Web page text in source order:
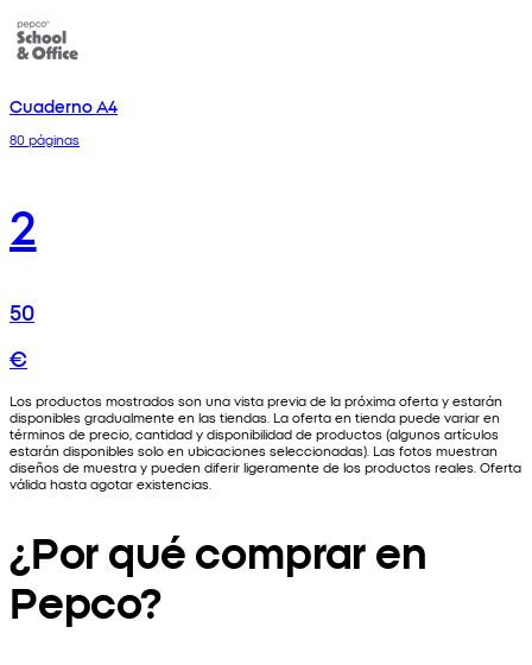
Cuaderno A4
80 páginas
2
50
€
Los productos mostrados son una vista previa de la próxima oferta y estarán
disponibles gradualmente en las tiendas. La oferta en tienda puede variar en
términos de precio, cantidad y disponibilidad de productos (algunos artículos
estarán disponibles solo en ubicaciones seleccionadas). Las fotos muestran
diseños de muestra y pueden diferir ligeramente de los productos reales. Oferta
válida hasta agotar existencias.
¿Por qué comprar en
Pepco?